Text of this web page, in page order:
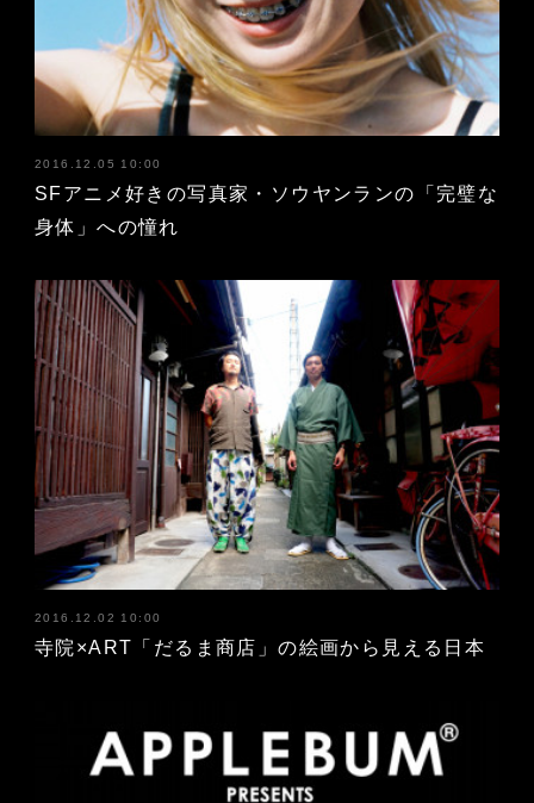
2016.12.05 10:00
SFアニメ好きの写真家・ソウヤンランの「完璧な
身体」への憧れ
2016.12.02 10:00
寺院×ART「だるま商店」の絵画から見える日本